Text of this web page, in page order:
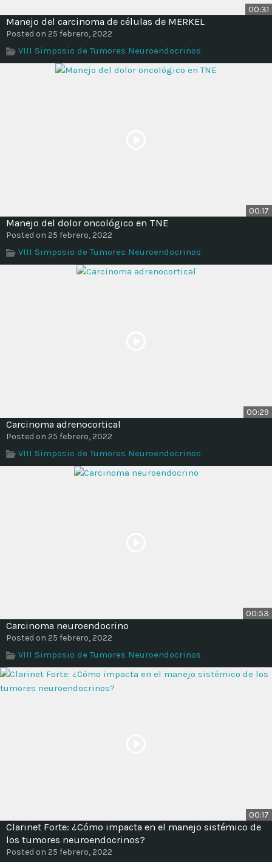
00:31
Manejo del carcinoma de células de MERKEL
Posted on 25 febrero, 2022
VIII Simposio de Tumores Neuroendocrinos
00:17
Manejo del dolor oncológico en TNE
Posted on 25 febrero, 2022
VIII Simposio de Tumores Neuroendocrinos
00:29
Carcinoma adrenocortical
Posted on 25 febrero, 2022
VIII Simposio de Tumores Neuroendocrinos
00:53
Carcinoma neuroendocrino
Posted on 25 febrero, 2022
VIII Simposio de Tumores Neuroendocrinos
00:17
Clarinet Forte: ¿Cómo impacta en el manejo sistémico de
los tumores neuroendocrinos?
Posted on 25 febrero, 2022